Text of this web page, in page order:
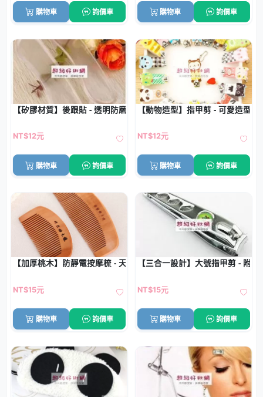
購物車 詢價車 購物車 詢價車
【矽膠材質】後跟貼 - 透明防磨護腳墊
NT$12元
購物車 詢價車
【動物造型】指甲剪 - 可愛造型指
NT$12元
購物車 詢價車
【加厚桃木】防靜電按摩梳 - 天然桃木護髮梳子
NT$15元
購物車 詢價車
【三合一設計】大號指甲剪 - 附銼
NT$15元
購物車 詢價車